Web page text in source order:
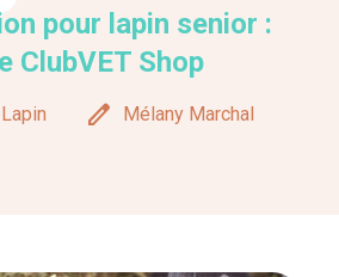
pour lapin senior :
ClubVET Shop
edit Mélany Marchal